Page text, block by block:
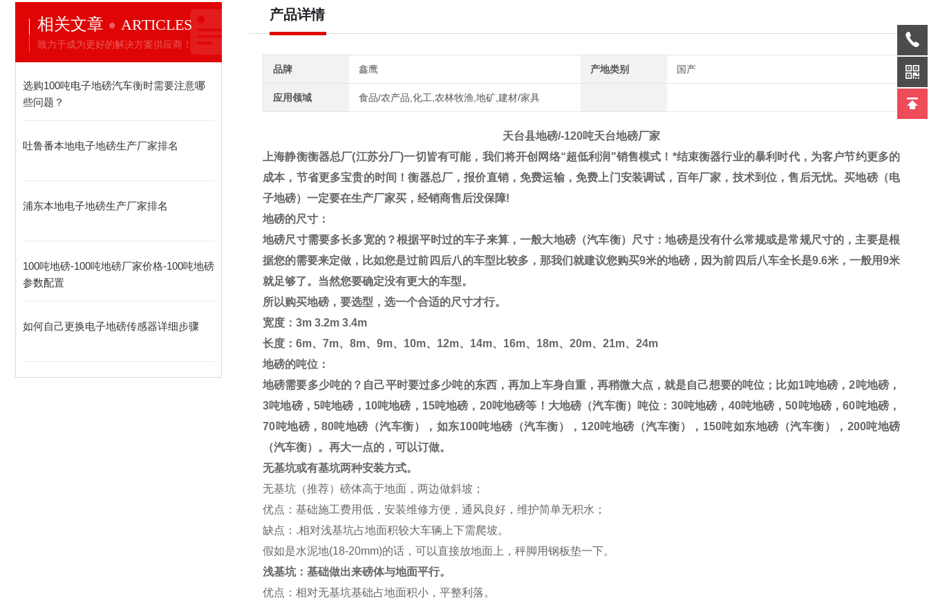
相关文章 ARTICLES
致力于成为更好的解决方案供应商！
选购100吨电子地磅汽车衡时需要注意哪
些问题？
吐鲁番本地电子地磅生产厂家排名
浦东本地电子地磅生产厂家排名
100吨地磅-100吨地磅厂家价格-100吨地磅
参数配置
如何自己更换电子地磅传感器详细步骤
产品详情
品牌 鑫鹰 产地类别 国产
应用领域 食品/农产品,化工,农林牧渔,地矿,建材/家具
天台县地磅/-120吨天台地磅厂家
上海静衡衡器总厂(江苏分厂)一切皆有可能，我们将开创网络“超低利润 "销售模式！*结束衡器行业的暴利时代，为客户节约更多的
成本，节省更多宝贵的时间！衡器总厂，报价直销，免费运输，免费上门安装调试，百年厂家，技术到位，售后无忧。买地磅（电
子地磅）一定要在生产厂家买，经销商售后没保障!
地磅的尺寸：
地磅尺寸需要多长多宽的？根据平时过的车子来算，一般大地磅（汽车衡）尺寸：地磅是没有什么常规或是常规尺寸的，主要是根
据您的需要来定做，比如您是过前四后八的车型比较多，那我们就建议您购买9米的地磅，因为前四后八车全长是9.6米，一般用9米
就足够了。当然您要确定没有更大的车型。
所以购买地磅，要选型，选一个合适的尺寸才行。
宽度： 3m 3.2m 3.4m
长度： 6m、 7m、 8m、 9m、 10m、 12m、 14m、 16m、 18m、 20m、 21m、 24m
地磅的吨位：
地磅需要多少吨的？自己平时要过多少吨的东西，再加上车身自重，再稍微大点，就是自己想要的吨位；比如1吨地磅，2吨地磅，
3吨地磅， 5吨地磅， 10吨地磅， 15吨地磅， 20吨地磅等！大地磅（汽车衡）吨位： 30吨地磅， 40吨地磅，50吨地磅，60吨地磅，
70吨地磅， 80吨地磅（汽车衡），如东100吨地磅（汽车衡）， 120吨地磅（汽车衡）， 150吨如东地磅（汽车衡）， 200吨地磅
（汽车衡）。再大一点的，可以订做。
无基坑或有基坑两种安装方式。
无基坑（推荐）磅体高于地面，两边做斜坡；
优点：基础施工费用低，安装维修方便，通风良好，维护简单无积水；
缺点： .相对浅基坑占地面积较大车辆上下需爬坡。
假如是水泥地(18-20mm)的话，可以直接放地面上，秤脚用钢板垫一下。
浅基坑：基础做出来磅体与地面平行。
优点：相对无基坑基础占地面积小，平整利落。